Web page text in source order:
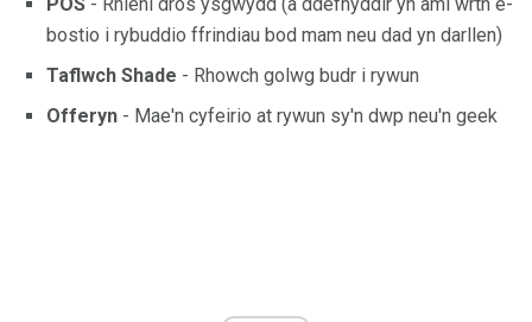
POS - Rhieni dros ysgwydd (a ddefnyddir yn aml wrth e-
bostio i rybuddio ffrindiau bod mam neu dad yn darllen)
Taflwch Shade - Rhowch golwg budr i rywun
Offeryn - Mae'n cyfeirio at rywun sy'n dwp neu'n geek